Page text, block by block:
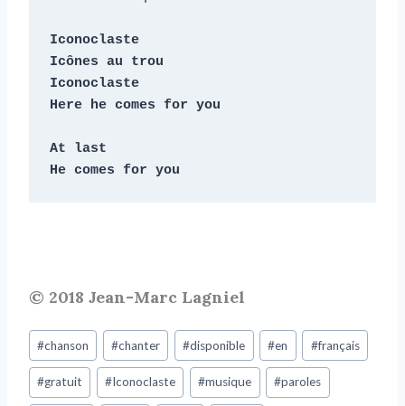
Iconoclaste
Icônes au trou
Iconoclaste
Here he comes for you
At last
He comes for you
© 2018 Jean-Marc Lagniel
#chanson #chanter #disponible #en #français
#gratuit #Iconoclaste #musique #paroles